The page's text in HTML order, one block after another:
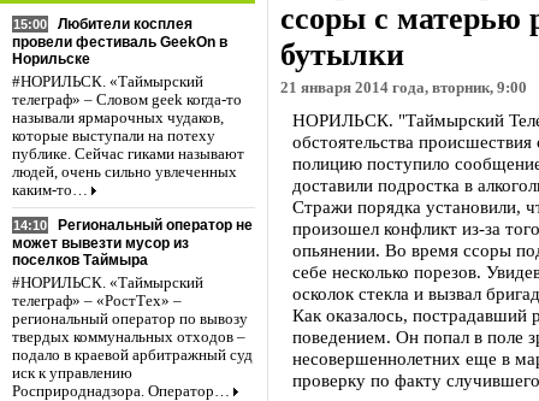
15:00
Любители косплея
провели фестиваль GeekOn в
Норильске
#НОРИЛЬСК. «Таймырский
телеграф» – Словом geek когда-то
называли ярмарочных чудаков,
которые выступали на потеху
публике. Сейчас гиками называют
людей, очень сильно увлеченных
каким-то…
14:10
Региональный оператор не
может вывезти мусор из
поселков Таймыра
#НОРИЛЬСК. «Таймырский
телеграф» – «РостТех» –
региональный оператор по вывозу
твердых коммунальных отходов –
подало в краевой арбитражный суд
иск к управлению
Росприроднадзора. Оператор…
ссоры с матерью
бутылки
21 января 2014 года, вторник, 9:00
НОРИЛЬСК. "Таймырский
обстоятельства
полицию поступило
доставили подростка в
Стражи порядка установили,
произошел конфликт из-за
опьянении. Во время ссоры
себе несколько порезов.
осколок стекла и вызвал
Как оказалось, пострадавший
поведением. Он попал в поле
несовершеннолетних еще в
проверку по факту